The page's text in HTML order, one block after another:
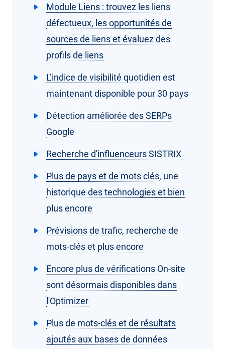
Module Liens : trouvez les liens
défectueux, les opportunités de
sources de liens et évaluez des
profils de liens
L’indice de visibilité quotidien est
maintenant disponible pour 30 pays
Détection améliorée des SERPs
Google
Recherche d'influenceurs SISTRIX
Plus de pays et de mots clés, une
historique des technologies et bien
plus encore
Prévisions de trafic, recherche de
mots-clés et plus encore
Encore plus de vérifications On-site
sont désormais disponibles dans
l'Optimizer
Plus de mots-clés et de résultats
ajoutés aux bases de données